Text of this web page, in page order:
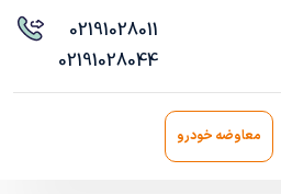
02191028011
02191028044
معاوضه خودرو